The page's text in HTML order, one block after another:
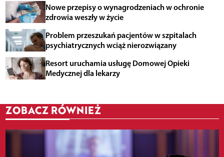
Nowe przepisy o wynagrodzeniach w ochronie
zdrowia weszły w życie
Problem przeszukań pacjentów w szpitalach
psychiatrycznych wciąż nierozwiązany
Resort uruchamia usługę Domowej Opieki
Medycznej dla lekarzy
ZOBACZ RÓWNIEŻ